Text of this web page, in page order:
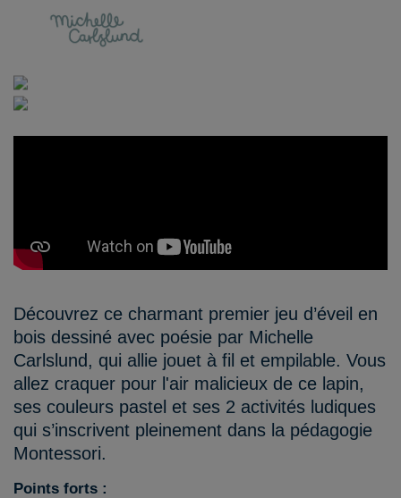
Découvrez ce charmant premier jeu d’éveil en
bois dessiné avec poésie par Michelle
Carlslund, qui allie jouet à fil et empilable. Vous
allez craquer pour l'air malicieux de ce lapin,
ses couleurs pastel et ses 2 activités ludiques
qui s’inscrivent pleinement dans la pédagogie
Montessori.
Points forts :